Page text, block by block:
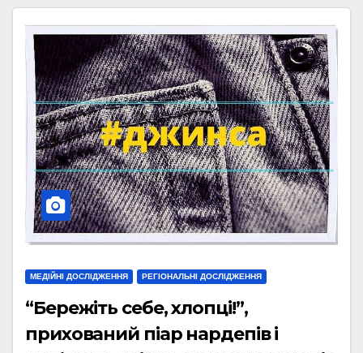
МЕДІЙНІ ДОСЛІДЖЕННЯ РЕГІОНАЛЬНІ ДОСЛІДЖЕННЯ
“Бережіть себе, хлопці!”,
прихований піар нардепів і